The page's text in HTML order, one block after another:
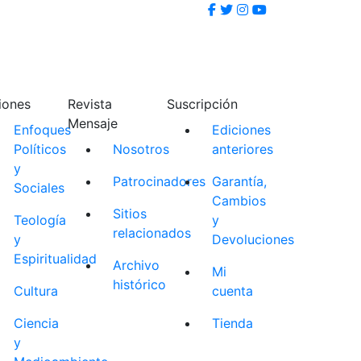
Enfoques
Políticos
y
Sociales
Teología
y
Espiritualidad
Cultura
Ciencia
y
Revista
Mensaje
Nosotros
Patrocinadores
Sitios
relacionados
Archivo
histórico
Suscripción
Ediciones
anteriores
Garantía,
Cambios
y
Devoluciones
Mi
cuenta
Tienda